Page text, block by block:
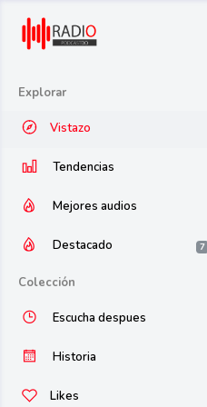
Explorar
Vistazo
Tendencias
Mejores audios
Destacado 7
Colección
Escucha despues
Historia
Likes